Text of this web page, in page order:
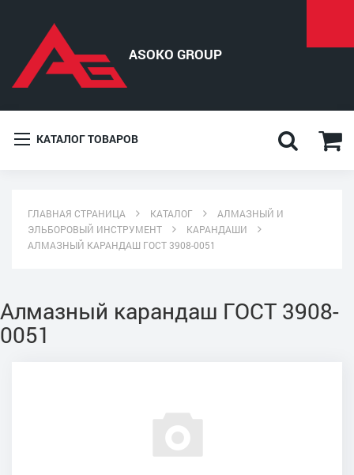
КАТАЛОГ ТОВАРОВ
ГЛАВНАЯ СТРАНИЦА КАТАЛОГ
АЛМАЗНЫЙ И
ЭЛЬБОРОВЫЙ ИНСТРУМЕНТ
КАРАНДАШИ
АЛМАЗНЫЙ КАРАНДАШ ГОСТ 3908-0051
Алмазный карандаш ГОСТ 3908-
0051